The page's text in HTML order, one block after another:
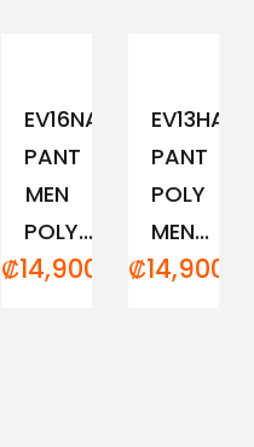
EV16NAM152
PANT
MEN
POLY...
₡14,900.00
PANT
POLY
MEN...
₡